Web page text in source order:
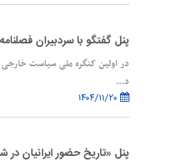
پنل گفتگو با سردبیران
در اولین کنگره ملی سیاست
د...
پنل «تاریخ حضور ایرانیان در